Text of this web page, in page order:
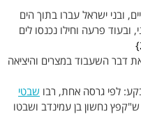
ובני ישראל עברו בתוך הים
פרעה וחילו נכנסו לים
דבר השעבוד במצרים והיציאה
לפי גרסה אחת, רבו שבטי
ש"קפץ נחשון בן עמינדב ושבטו